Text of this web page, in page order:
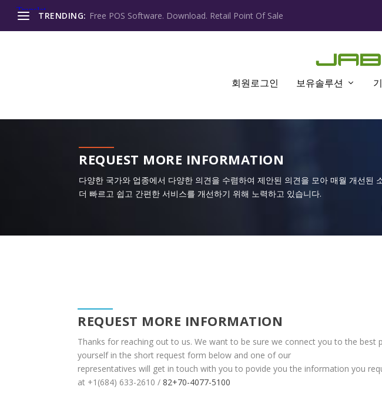
TRENDING: Free POS Software. Download. Retail Point Of Sale
회원로그인 보유솔루션
REQUEST MORE INFORMATION
다양한 국가와 업종에서 다양한 의견을 수렴하여 제안된 의견을 모아 매월 개선된
더 빠르고 쉽고 간편한 서비스를 개선하기 위해 노력하고 있습니다.
REQUEST MORE INFORMATION
Thanks for reaching out to us. We want to be sure we connect you to the
yourself in the short request form below and one of our
representatives will get in touch with you to povide you the information you
at +1(684) 633-2610 / 82+70-4077-5100